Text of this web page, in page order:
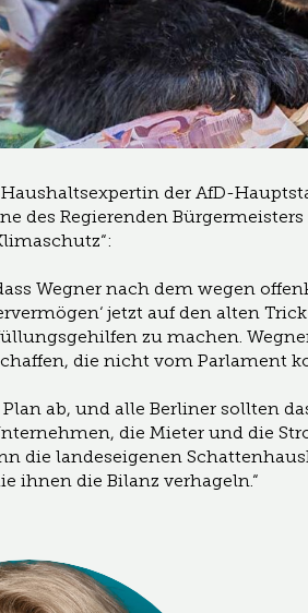
der AfD-
des Regierenden
Wegner nach dem wegen
jetzt auf den alten
zu machen.
die nicht vom Parlament
ab, und alle Berliner sollten
die Mieter und die
die landeseigenen
ihnen die Bilanz verhageln.“